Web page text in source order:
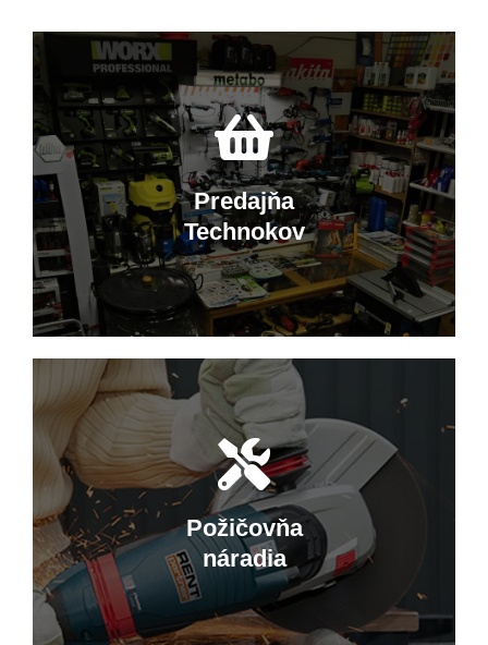
Predajňa
Technokov
Nakupujte v Technokove
Predajňa v Hriňovej ponúka široký
sortiment ložísk, náradia, farieb a
pracovných odevov.Požičovňa
náradia